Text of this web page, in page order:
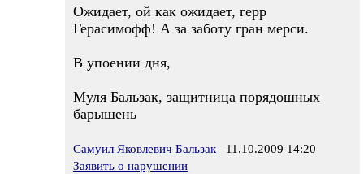
Ожидает, ой как ожидает, герр
Герасимофф! А за заботу гран мерси.
В упоении дня,
Муля Бальзак, защитница порядошных
барышень
Самуил Яковлевич Бальзак 11.10.2009 14:20
Заявить о нарушении